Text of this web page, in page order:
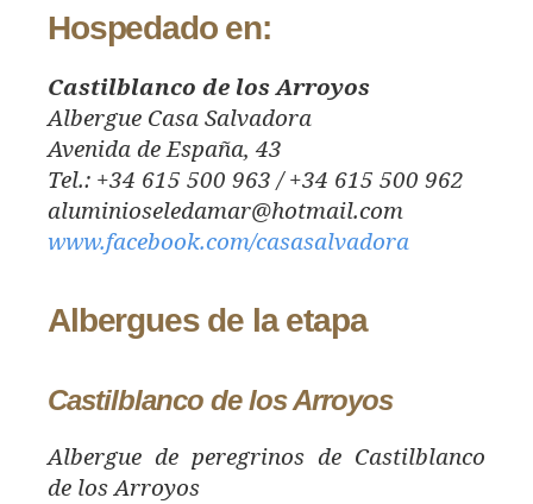
Hospedado en:
Castilblanco de los Arroyos
Albergue Casa Salvadora
Avenida de España, 43
Tel.: +34 615 500 963 / +34 615 500 962
aluminioseledamar@hotmail.com
www.facebook.com/casasalvadora
Albergues de la etapa
Castilblanco de los Arroyos
Albergue de peregrinos de Castilblanco
de los Arroyos